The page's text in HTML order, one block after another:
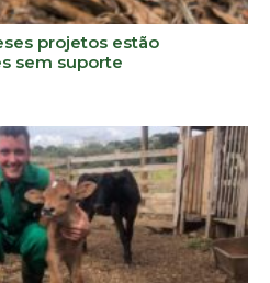
projetos estão
sem suporte